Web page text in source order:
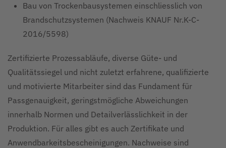
Bau von Trockenbausystemen einschliesslich von
Brandschutzsystemen (Nachweis KNAUF Nr.K-C-
2016/5598)
Zertifizierte Prozessabläufe, diverse Güte- und
Qualitätssiegel und nicht zuletzt erfahrene, qualifizierte
und motivierte Mitarbeiter sind das Fundament für
Passgenauigkeit, geringstmögliche Abweichungen
innerhalb Normen und Detailverlässlichkeit in der
Produktion. Für alles gibt es auch Zertifikate und
Anwendbarkeitsbescheinigungen. Nachweise sind